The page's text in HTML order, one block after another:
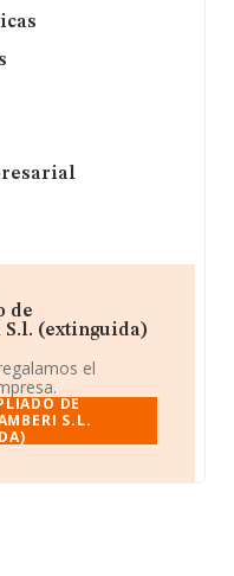
de
(extinguida)
el
DE
S.L.